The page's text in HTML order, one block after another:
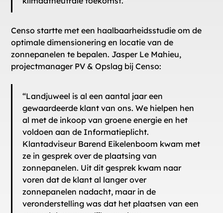
Censo startte met een haalbaarheidsstudie om de
optimale dimensionering en locatie van de
zonnepanelen te bepalen. Jasper Le Mahieu,
projectmanager PV & Opslag bij Censo:
“Landjuweel is al een aantal jaar een
gewaardeerde klant van ons. We hielpen hen
al met de inkoop van groene energie en het
voldoen aan de Informatieplicht.
Klantadviseur Barend Eikelenboom kwam met
ze in gesprek over de plaatsing van
zonnepanelen. Uit dit gesprek kwam naar
voren dat de klant al langer over
zonnepanelen nadacht, maar in de
veronderstelling was dat het plaatsen van een